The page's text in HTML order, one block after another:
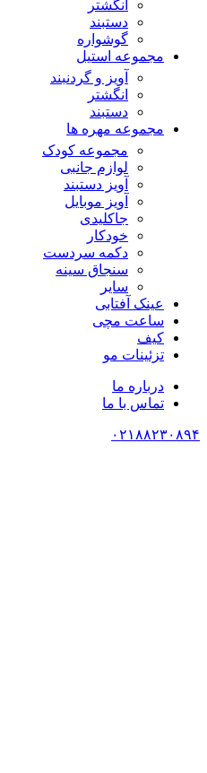
انگشتر
دستبند
گوشواره
مجموعه استیل
آویز و گردنبند
انگشتر
دستبند
مجموعه مهره ها
مجموعه کودک
لوازم جانبی
آویز دستبند
آویز موبایل
جاکلیدی
خودکار
دکمه سردست
سنجاق سینه
سایر
عینک آفتابی
ساعت مچی
کیف
تزئینات مو
درباره ما
تماس با ما
۰۲۱۸۸۲۳۰۸۹۴